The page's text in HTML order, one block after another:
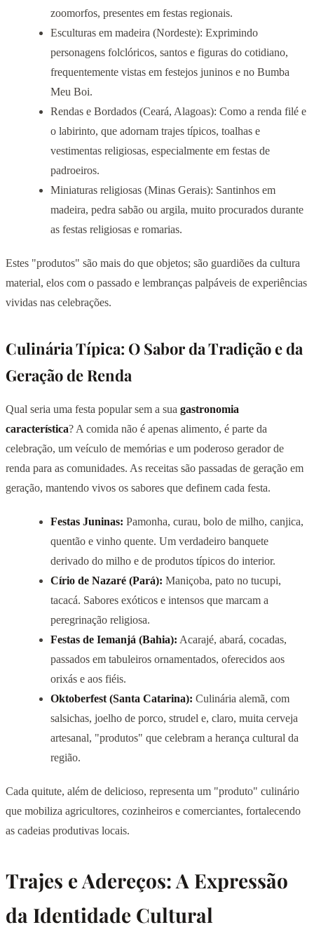
zoomorfos, presentes em festas regionais.
Esculturas em madeira (Nordeste): Exprimindo
personagens folclóricos, santos e figuras do cotidiano,
frequentemente vistas em festejos juninos e no Bumba
Meu Boi.
Rendas e Bordados (Ceará, Alagoas): Como a renda filé e
o labirinto, que adornam trajes típicos, toalhas e
vestimentas religiosas, especialmente em festas de
padroeiros.
Miniaturas religiosas (Minas Gerais): Santinhos em
madeira, pedra sabão ou argila, muito procurados durante
as festas religiosas e romarias.
Estes "produtos" são mais do que objetos; são guardiões da cultura
material, elos com o passado e lembranças palpáveis de experiências
vividas nas celebrações.
Culinária Típica: O Sabor da Tradição e da
Geração de Renda
Qual seria uma festa popular sem a sua gastronomia
característica? A comida não é apenas alimento, é parte da
celebração, um veículo de memórias e um poderoso gerador de
renda para as comunidades. As receitas são passadas de geração em
geração, mantendo vivos os sabores que definem cada festa.
Festas Juninas: Pamonha, curau, bolo de milho, canjica,
quentão e vinho quente. Um verdadeiro banquete
derivado do milho e de produtos típicos do interior.
Círio de Nazaré (Pará): Maniçoba, pato no tucupi,
tacacá. Sabores exóticos e intensos que marcam a
peregrinação religiosa.
Festas de Iemanjá (Bahia): Acarajé, abará, cocadas,
passados em tabuleiros ornamentados, oferecidos aos
orixás e aos fiéis.
Oktoberfest (Santa Catarina): Culinária alemã, com
salsichas, joelho de porco, strudel e, claro, muita cerveja
artesanal, "produtos" que celebram a herança cultural da
região.
Cada quitute, além de delicioso, representa um "produto" culinário
que mobiliza agricultores, cozinheiros e comerciantes, fortalecendo
as cadeias produtivas locais.
Trajes e Adereços: A Expressão
da Identidade Cultural